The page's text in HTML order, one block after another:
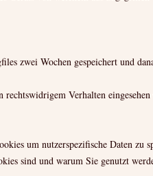
zwei Wochen gespeichert und
rechtswidrigem Verhalten eingesehen
um nutzerspezifische Daten zu
sind und warum Sie genutzt